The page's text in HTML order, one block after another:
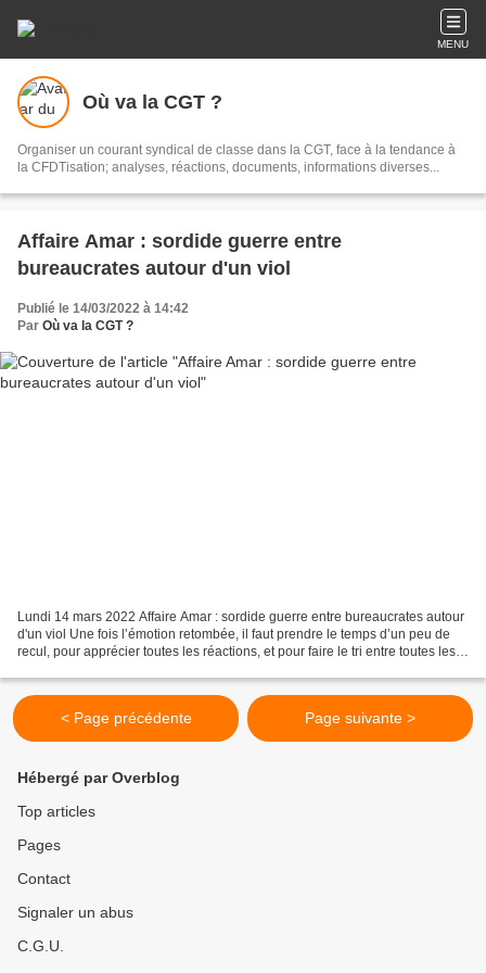
MENU
Où va la CGT ?
Organiser un courant syndical de classe dans la CGT, face à la tendance à
la CFDTisation; analyses, réactions, documents, informations diverses...
Affaire Amar : sordide guerre entre
bureaucrates autour d'un viol
Publié le 14/03/2022 à 14:42
Par Où va la CGT ?
Lundi 14 mars 2022 Affaire Amar : sordide guerre entre bureaucrates autour
d'un viol Une fois l’émotion retombée, il faut prendre le temps d’un peu de
recul, pour apprécier toutes les réactions, et pour faire le tri entre toutes les
< Page précédente Page suivante >
Hébergé par Overblog
Top articles
Pages
Contact
Signaler un abus
C.G.U.